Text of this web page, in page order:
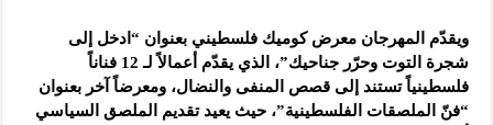
ويقدّم المهرجان معرض كوميك فلسطيني بعنوان “ادخل إلى
شجرة التوت وحرّر جناحيك”، الذي يقدّم أعمالاً لـ 12 فناناً
فلسطينياً تستند إلى قصص المنفى والنضال، ومعرضاً آخر بعنوان
“فنّ الملصقات الفلسطينية”، حيث يعيد تقديم الملصق السياسي